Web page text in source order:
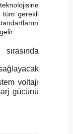
tüm gerekli
voltajı
gücünü